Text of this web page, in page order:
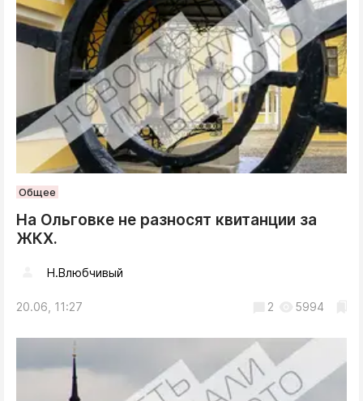
Общее
На Ольговке не разносят квитанции за
ЖКХ.
Н.Влюбчивый
20.06, 11:27 2 5994